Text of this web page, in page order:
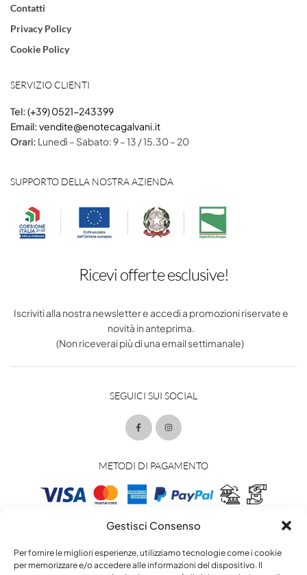
Gestisci Consenso
Per fornire le migliori esperienze, utilizziamo tecnologie come i cookie
per memorizzare e/o accedere alle informazioni del dispositivo. Il
Contatti
Privacy Policy
Cookie Policy
SERVIZIO CLIENTI
Tel:(+39) 0521-243399
Email:vendite@enotecagalvani.it
Orari: Lunedì – Sabato: 9 – 13 / 15.30 – 20
SUPPORTO DELLA NOSTRA AZIENDA
Ricevi offerte esclusive!
Iscriviti alla nostra newsletter e accedi a promozioni riservate e
novità in anteprima.
(Non riceverai più di una email settimanale)
SEGUICI SUI SOCIAL
METODI DI PAGAMENTO
METODI DI SPEDIZIONE